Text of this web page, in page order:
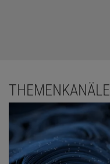
THEMENKANÄLE